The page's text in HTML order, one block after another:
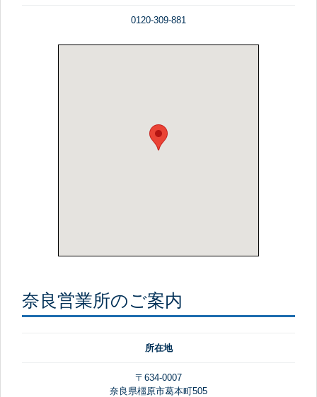
0120-309-881
奈良営業所のご案内
所在地
〒634-0007
奈良県橿原市葛本町505